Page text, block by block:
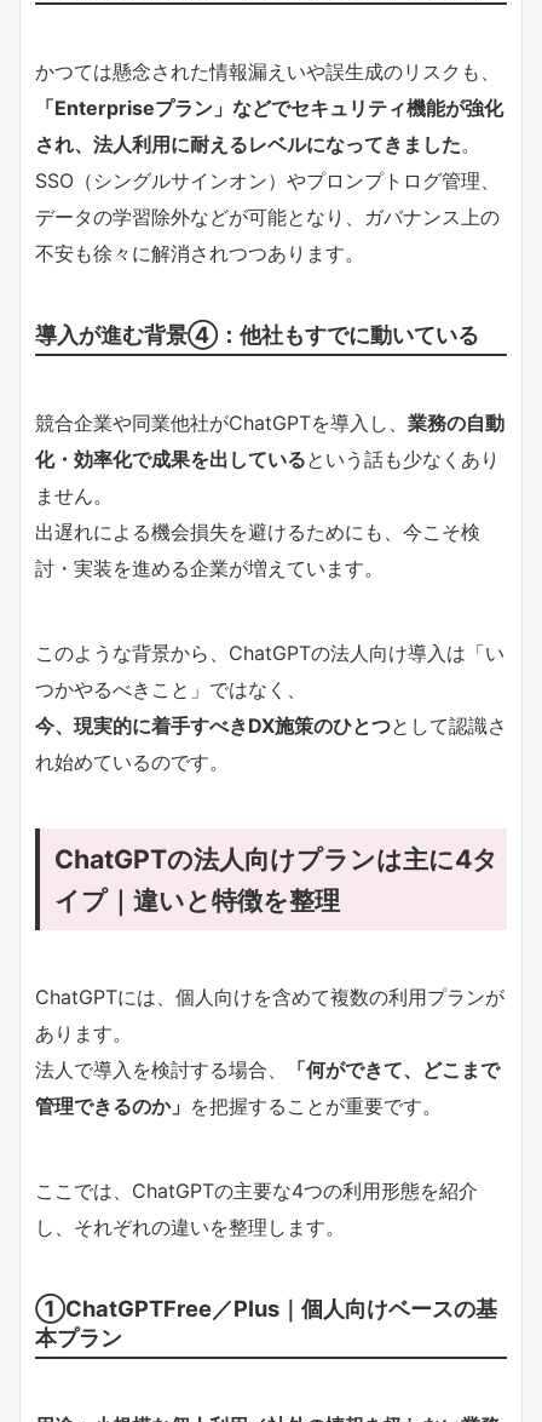
かつては懸念された情報漏えいや誤生成のリスクも、
「Enterpriseプラン」などでセキュリティ機能が強化
され、法人利用に耐えるレベルになってきました。
SSO（シングルサインオン）やプロンプトログ管理、
データの学習除外などが可能となり、ガバナンス上の
不安も徐々に解消されつつあります。
導入が進む背景④：他社もすでに動いている
競合企業や同業他社がChatGPTを導入し、 業務の自動
化・効率化で成果を出しているという話も少なくあり
ません。
出遅れによる機会損失を避けるためにも、今こそ検
討・実装を進める企業が増えています。
このような背景から、ChatGPTの法人向け導入は「い
つかやるべきこと」ではなく、
今、現実的に着手すべきDX施策のひとつとして認識さ
れ始めているのです。
ChatGPTの法人向けプランは主に4タ
イプ｜違いと特徴を整理
ChatGPTには、個人向けを含めて複数の利用プランが
あります。
法人で導入を検討する場合、
「何ができて、どこまで
管理できるのか」 を把握することが重要です。
ここでは、ChatGPTの主要な4つの利用形態を紹介
し、それぞれの違いを整理します。
①ChatGPTFree／Plus｜個人向けベースの基
本プラン